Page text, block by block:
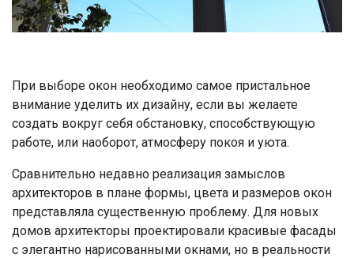
При выборе окон необходимо самое пристальное
внимание уделить их дизайну, если вы желаете
создать вокруг себя обстановку, способствующую
работе, или наоборот, атмосферу покоя и уюта.
Сравнительно недавно реализация замыслов
архитекторов в плане формы, цвета и размеров окон
представляла существенную проблему. Для новых
домов архитекторы проектировали красивые фасады
с элегантно нарисованными окнами, но в реальности